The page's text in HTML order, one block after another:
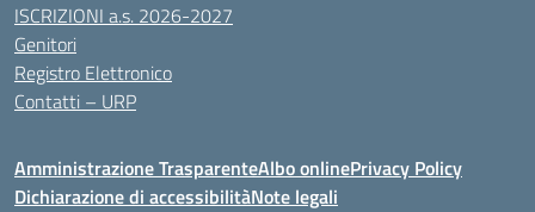
ISCRIZIONI a.s. 2026-2027
Genitori
Registro Elettronico
Contatti – URP
Amministrazione TrasparenteAlbo onlinePrivacy Policy
Dichiarazione di accessibilitàNote legali